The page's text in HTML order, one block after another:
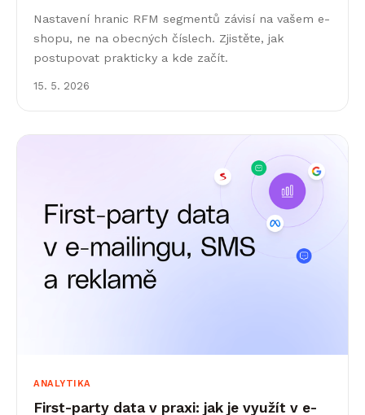
Nastavení hranic RFM segmentů závisí na vašem e-
shopu, ne na obecných číslech. Zjistěte, jak
postupovat prakticky a kde začít.
15. 5. 2026
ANALYTIKA
First-party data v praxi: jak je využít v e-